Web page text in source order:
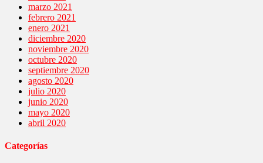
marzo 2021
febrero 2021
enero 2021
diciembre 2020
noviembre 2020
octubre 2020
septiembre 2020
agosto 2020
julio 2020
junio 2020
mayo 2020
abril 2020
Categorías